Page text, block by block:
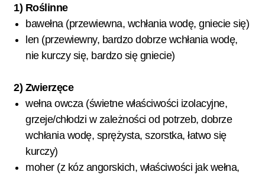
1) Roślinne
bawełna (przewiewna, wchłania wodę, gniecie się)
len (przewiewny, bardzo dobrze wchłania wodę,
nie kurczy się, bardzo się gniecie)
2) Zwierzęce
wełna owcza (świetne właściwości izolacyjne,
grzeje/chłodzi w zależności od potrzeb, dobrze
wchłania wodę, sprężysta, szorstka, łatwo się
kurczy)
moher (z kóz angorskich, właściwości jak wełna,